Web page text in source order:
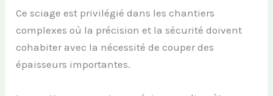
Ce sciage est privilégié dans les chantiers
complexes où la précision et la sécurité doivent
cohabiter avec la nécessité de couper des
épaisseurs importantes.